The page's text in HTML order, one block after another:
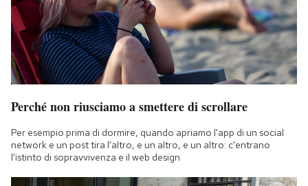
Perché non riusciamo a smettere di scrollare
Per esempio prima di dormire, quando apriamo l'app di un social
network e un post tira l'altro, e un altro, e un altro: c'entrano
l'istinto di sopravvivenza e il web design